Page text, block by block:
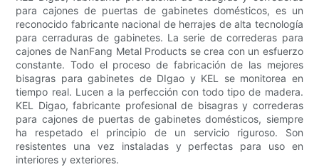
para cajones de puertas de gabinetes domésticos, es un
reconocido fabricante nacional de herrajes de alta tecnología
para cerraduras de gabinetes. La serie de correderas para
cajones de NanFang Metal Products se crea con un esfuerzo
constante. Todo el proceso de fabricación de las mejores
bisagras para gabinetes de DIgao y KEL se monitorea en
tiempo real. Lucen a la perfección con todo tipo de madera.
KEL Digao, fabricante profesional de bisagras y correderas
para cajones de puertas de gabinetes domésticos, siempre
ha respetado el principio de un servicio riguroso. Son
resistentes una vez instaladas y perfectas para uso en
interiores y exteriores.